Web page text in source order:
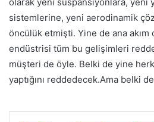
sistemlerine, yeni aerodinamik
öncülük etmişti. Yine de ana akım
endüstrisi tüm bu gelişimleri
müşteri de öyle. Belki de yine
yaptığını reddedecek.Ama belki